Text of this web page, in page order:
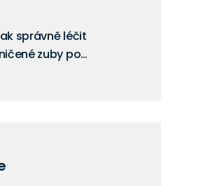
očekávat
správně léčit
zuby po